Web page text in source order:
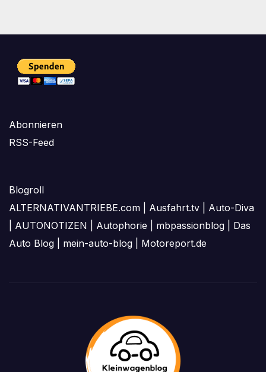
Abonnieren
RSS-Feed
Blogroll
ALTERNATIVANTRIEBE.com
Ausfahrt.tv
Auto-Diva
AUTONOTIZEN Autophorie mbpassionblog
Das
Auto Blog
mein-auto-blog Motoreport.de